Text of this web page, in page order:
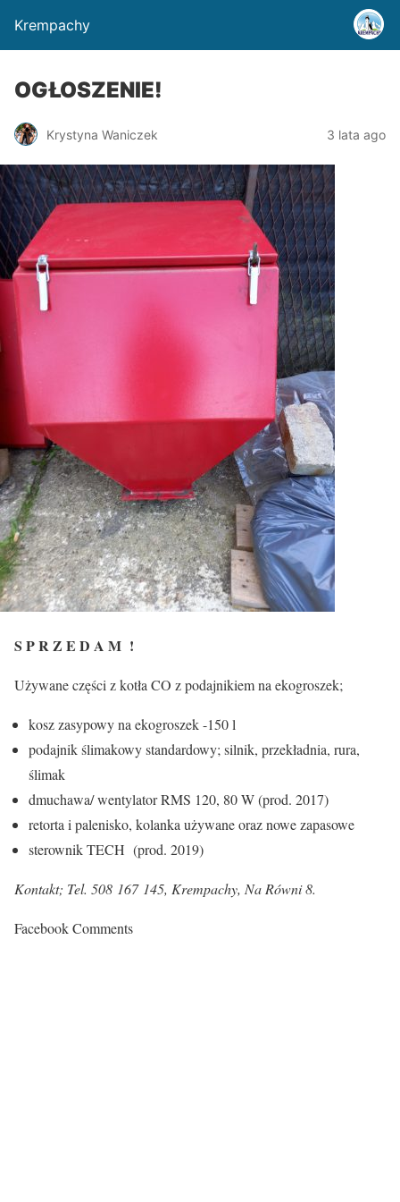
Krempachy
OGŁOSZENIE!
Krystyna Waniczek 3 lata ago
S P R Z E D A M !
Używane części z kotła CO z podajnikiem na ekogroszek;
kosz zasypowy na ekogroszek -150 l
podajnik ślimakowy standardowy; silnik, przekładnia, rura,
ślimak
dmuchawa/ wentylator RMS 120, 80 W (prod. 2017)
retorta i palenisko, kolanka używane oraz nowe zapasowe
sterownik TECH (prod. 2019)
Kontakt; Tel. 508 167 145, Krempachy, Na Równi 8.
Facebook Comments